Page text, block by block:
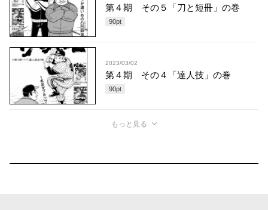
第４期 その５「刀と短冊」の巻
90pt
2023/03/02
第４期 その４「達人技」の巻
90pt
もっと見る